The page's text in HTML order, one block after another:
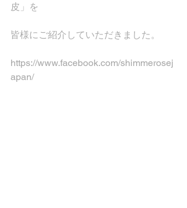
皮」を
皆様にご紹介していただきました。
https://www.facebook.com/shimmerosej
apan/